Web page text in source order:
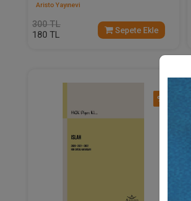
Aristo Yayınevi
300 TL
180 TL Sepete Ekle
%40